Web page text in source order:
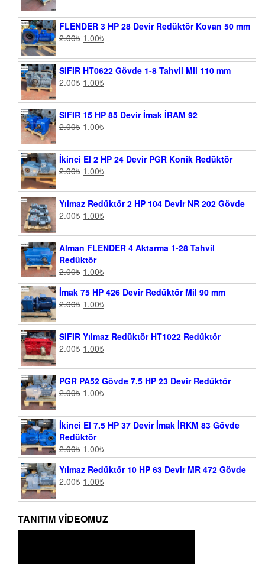
FLENDER 3 HP 28 Devir Redüktör Kovan 50 mm
2.00₺ 1.00₺
SIFIR HT0622 Gövde 1-8 Tahvil Mil 110 mm
2.00₺ 1.00₺
SIFIR 15 HP 85 Devir İmak İRAM 92
2.00₺ 1.00₺
İkinci El 2 HP 24 Devir PGR Konik Redüktör
2.00₺ 1.00₺
Yılmaz Redüktör 2 HP 104 Devir NR 202 Gövde
2.00₺ 1.00₺
Alman FLENDER 4 Aktarma 1-28 Tahvil
Redüktör
2.00₺ 1.00₺
İmak 75 HP 426 Devir Redüktör Mil 90 mm
2.00₺ 1.00₺
SIFIR Yılmaz Redüktör HT1022 Redüktör
2.00₺ 1.00₺
PGR PA52 Gövde 7.5 HP 23 Devir Redüktör
2.00₺ 1.00₺
İkinci El 7.5 HP 37 Devir İmak İRKM 83 Gövde
Redüktör
2.00₺ 1.00₺
Yılmaz Redüktör 10 HP 63 Devir MR 472 Gövde
2.00₺ 1.00₺
TANITIM VIDEOMUZ